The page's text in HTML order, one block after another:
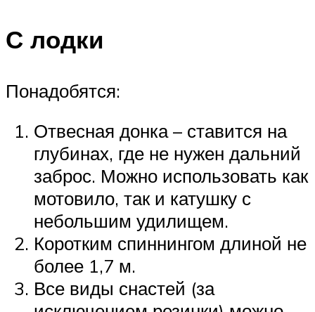
С лодки
Понадобятся:
Отвесная донка – ставится на
глубинах, где не нужен дальний
заброс. Можно использовать как
мотовило, так и катушку с
небольшим удилищем.
Коротким спиннингом длиной не
более 1,7 м.
Все виды снастей (за